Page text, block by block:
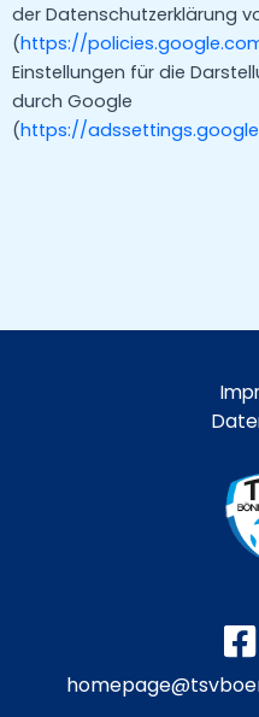
der Datenschutzerklärung
(https://
Einstellungen für die
durch Google
(https://